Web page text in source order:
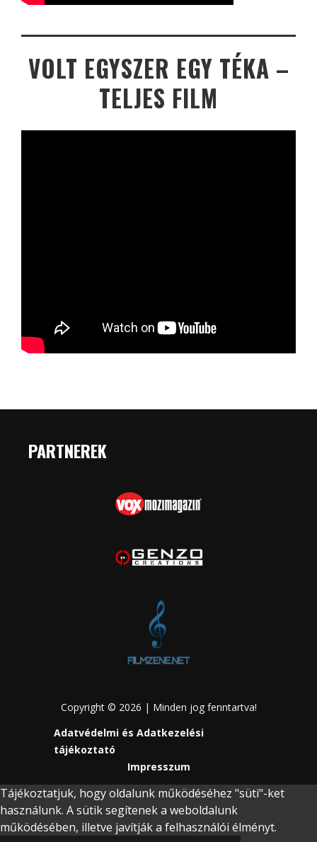
VOLT EGYSZER EGY TÉKA –
TELJES FILM
PARTNEREK
Copyright © 2026 | Minden jog fenntartva!
Adatvédelmi és Adatkezelési
tájékoztató
Impresszum
Tájékoztatjuk, hogy oldalunk működéséhez "süti"-ket
használunk. A sütik segítenek a weboldalunk
működésében, illetve javítják a felhasználói élményt.